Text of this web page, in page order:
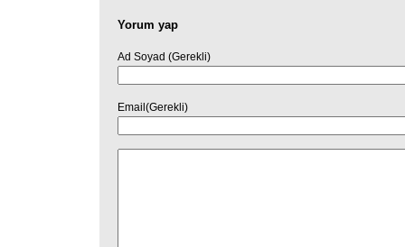
Yorum yap
Ad Soyad (Gerekli)
Email(Gerekli)